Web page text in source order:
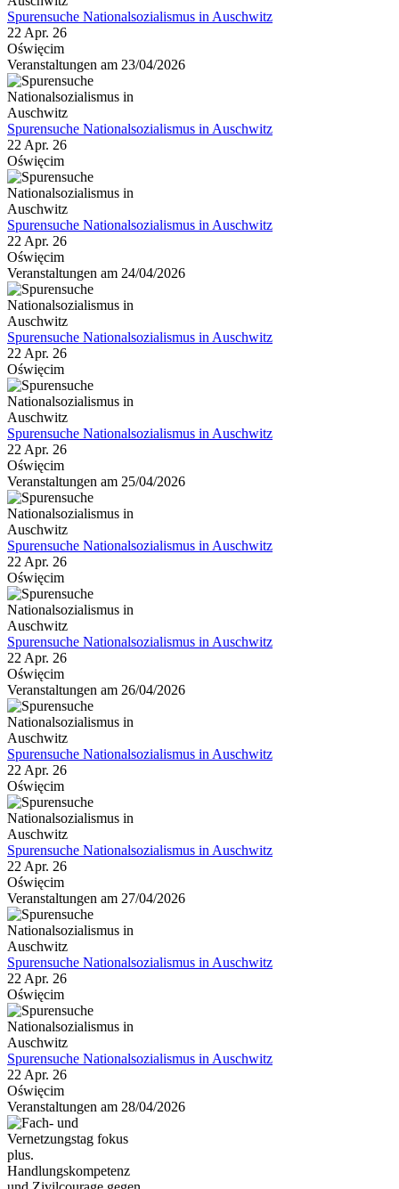
Spurensuche Nationalsozialismus in Auschwitz
22 Apr. 26
Oświęcim
Veranstaltungen am 23/04/2026
Spurensuche Nationalsozialismus in Auschwitz
22 Apr. 26
Oświęcim
Spurensuche Nationalsozialismus in Auschwitz
22 Apr. 26
Oświęcim
Veranstaltungen am 24/04/2026
Spurensuche Nationalsozialismus in Auschwitz
22 Apr. 26
Oświęcim
Spurensuche Nationalsozialismus in Auschwitz
22 Apr. 26
Oświęcim
Veranstaltungen am 25/04/2026
Spurensuche Nationalsozialismus in Auschwitz
22 Apr. 26
Oświęcim
Spurensuche Nationalsozialismus in Auschwitz
22 Apr. 26
Oświęcim
Veranstaltungen am 26/04/2026
Spurensuche Nationalsozialismus in Auschwitz
22 Apr. 26
Oświęcim
Spurensuche Nationalsozialismus in Auschwitz
22 Apr. 26
Oświęcim
Veranstaltungen am 27/04/2026
Spurensuche Nationalsozialismus in Auschwitz
22 Apr. 26
Oświęcim
Spurensuche Nationalsozialismus in Auschwitz
22 Apr. 26
Oświęcim
Veranstaltungen am 28/04/2026